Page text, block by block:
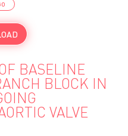
BASELINE
BLOCK IN
VALVE